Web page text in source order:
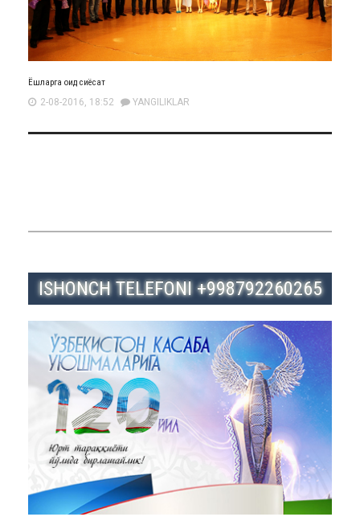
Ёшларга оид сиёсат
2-08-2016, 18:52 YANGILIKLAR
ISHONCH TELEFONI +998792260265